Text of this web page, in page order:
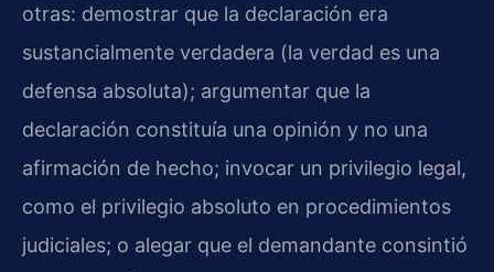
otras: demostrar que la declaración era
sustancialmente verdadera (la verdad es una
defensa absoluta); argumentar que la
declaración constituía una opinión y no una
afirmación de hecho; invocar un privilegio legal,
como el privilegio absoluto en procedimientos
judiciales; o alegar que el demandante consintió